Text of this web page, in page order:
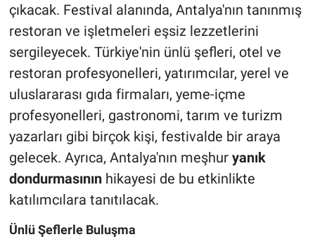
çıkacak. Festival alanında, Antalya'nın tanınmış
restoran ve işletmeleri eşsiz lezzetlerini
sergileyecek. Türkiye'nin ünlü şefleri, otel ve
restoran profesyonelleri, yatırımcılar, yerel ve
uluslararası gıda firmaları, yeme-içme
profesyonelleri, gastronomi, tarım ve turizm
yazarları gibi birçok kişi, festivalde bir araya
gelecek. Ayrıca, Antalya'nın meşhur yanık
dondurmasınınhikayesi de bu etkinlikte
katılımcılara tanıtılacak.
Ünlü Şeflerle Buluşma